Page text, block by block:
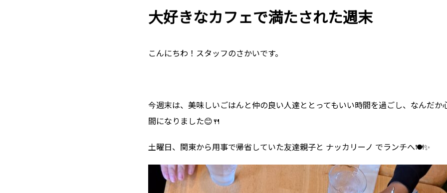
大好きなカフェで満たされた週末
こんにちわ！スタッフのさかいです。
今週末は、美味しいごはんと仲の良い人達ととってもいい時間を過ごし、なんだか
間になりました😊🍴
土曜日、関東から用事で帰省していた友達親子と ナッカリーノ でランチへ🍽✨